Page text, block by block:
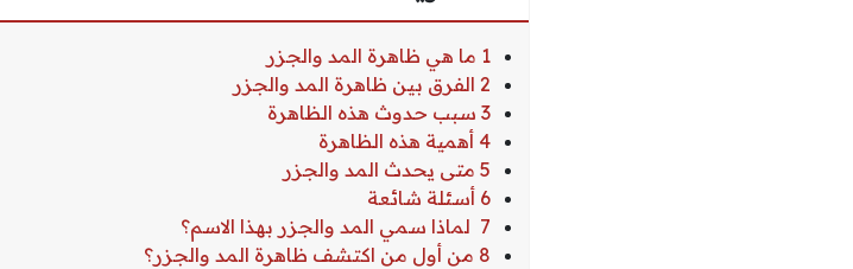
1 ما هي ظاهرة المد والجزر
2 الفرق بين ظاهرة المد والجزر
3 سبب حدوث هذه الظاهرة
4 أهمية هذه الظاهرة
5 متى يحدث المد والجزر
6 أسئلة شائعة
7 لماذا سمي المد والجزر بهذا الاسم؟
8 من أول من اكتشف ظاهرة المد والجزر؟